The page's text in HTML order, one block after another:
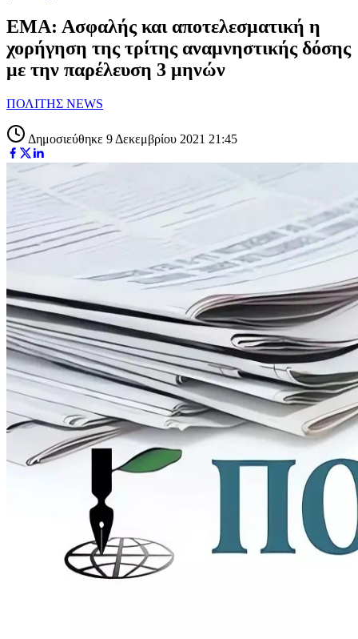
EMA: Aσφαλής και αποτελεσματική η
χορήγηση της τρίτης αναμνηστικής δόσης
με την παρέλευση 3 μηνών
ΠΟΛΙΤΗΣ NEWS
Δημοσιεύθηκε 9 Δεκεμβρίου 2021 21:45